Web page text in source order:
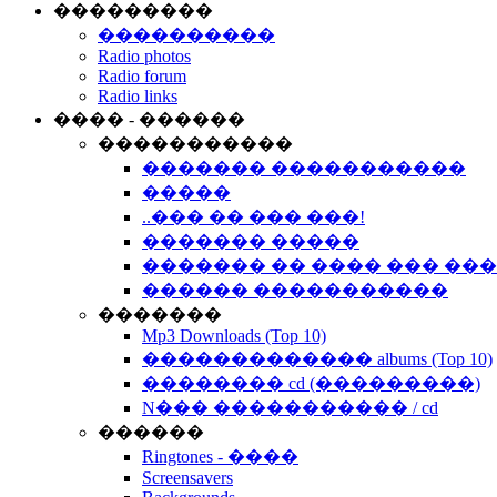
���������
����������
Radio photos
Radio forum
Radio links
���� - ������
�����������
������� �����������
�����
..��� �� ��� ���!
������� �����
������� �� ���� ���
������ �����������
�������
Mp3 Downloads (Top 10)
������������� albums (Top 10)
�������� cd (���������)
N��� ����������� / cd
������
Ringtones - ����
Screensavers